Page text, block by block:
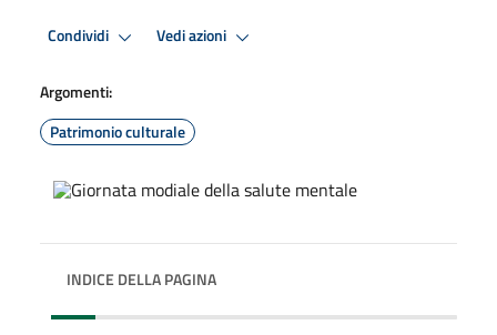
Condividi Vedi azioni
Argomenti:
Patrimonio culturale
INDICE DELLA PAGINA